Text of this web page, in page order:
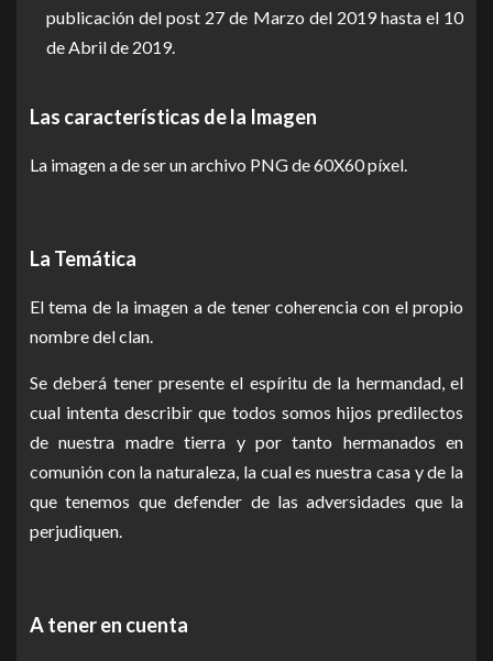
publicación del post 27 de Marzo del 2019 hasta el 10
de Abril de 2019.
Las características de la Imagen
La imagen a de ser un archivo PNG de 60X60 píxel.
La Temática
El tema de la imagen a de tener coherencia con el propio
nombre del clan.
Se deberá tener presente el espíritu de la hermandad, el
cual intenta describir que todos somos hijos predilectos
de nuestra madre tierra y por tanto hermanados en
comunión con la naturaleza, la cual es nuestra casa y de la
que tenemos que defender de las adversidades que la
perjudiquen.
A tener en cuenta